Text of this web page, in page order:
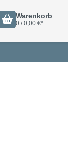
Warenkorb
0 / 0,00 €*